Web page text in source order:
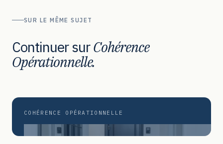
SUR LE MÊME SUJET
Continuer surCohérence
Opérationnelle.
COHÉRENCE OPÉRATIONNELLE